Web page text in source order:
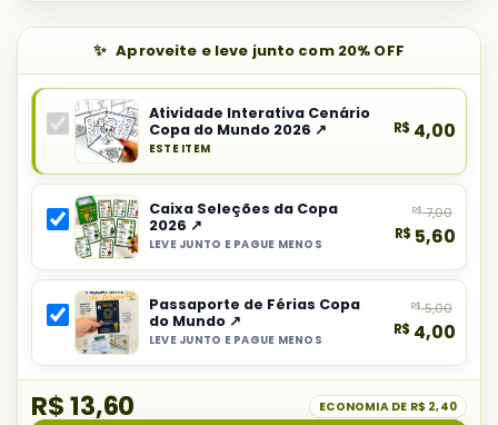
Aproveite e leve junto com 20% OFF
Produto
principal
do
combo:
Atividade
Interativa
Cenário
Copa
do
Mundo
2026
Atividade Interativa Cenário
Copa do Mundo 2026 ↗
ESTE ITEM
R$ 4,00
Selecionar
item
do
combo:
Caixa
Seleções
da
Caixa Seleções da Copa
2026 ↗
LEVE JUNTO E PAGUE MENOS
R$7,00
R$ 5,60
Selecionar
item
do
Passaporte de Férias Copa
do Mundo ↗
LEVE JUNTO E PAGUE MENOS
R$5,00
R$ 4,00
R$ 13,60 ECONOMIA DE R$ 2,40